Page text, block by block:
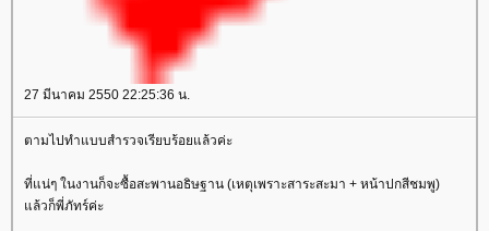
27 มีนาคม 2550 22:25:36 น.
ตามไปทำแบบสำรวจเรียบร้อยแล้วค่ะ
ที่แน่ๆ ในงานก็จะซื้อสะพานอธิษฐาน (เหตุเพราะสาระสะมา + หน้าปกสีชมพู)
ล้วก็พี่ภัทร์ค่ะ